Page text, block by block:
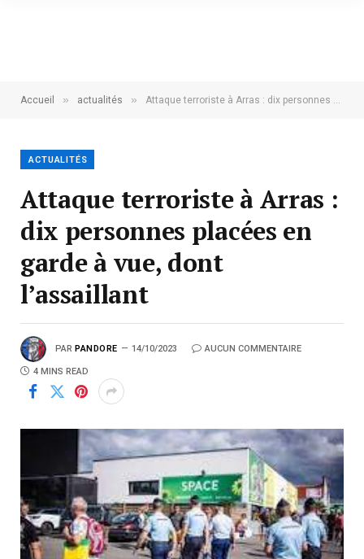
Accueil » actualités » Attaque terroriste à Arras : dix personnes placées en garde à vue, dont l’assaillant
ACTUALITÉS
Attaque terroriste à Arras :
dix personnes placées en
garde à vue, dont
l’assaillant
PAR PANDORE 14/10/2023 AUCUN COMMENTAIRE
4 MINS READ